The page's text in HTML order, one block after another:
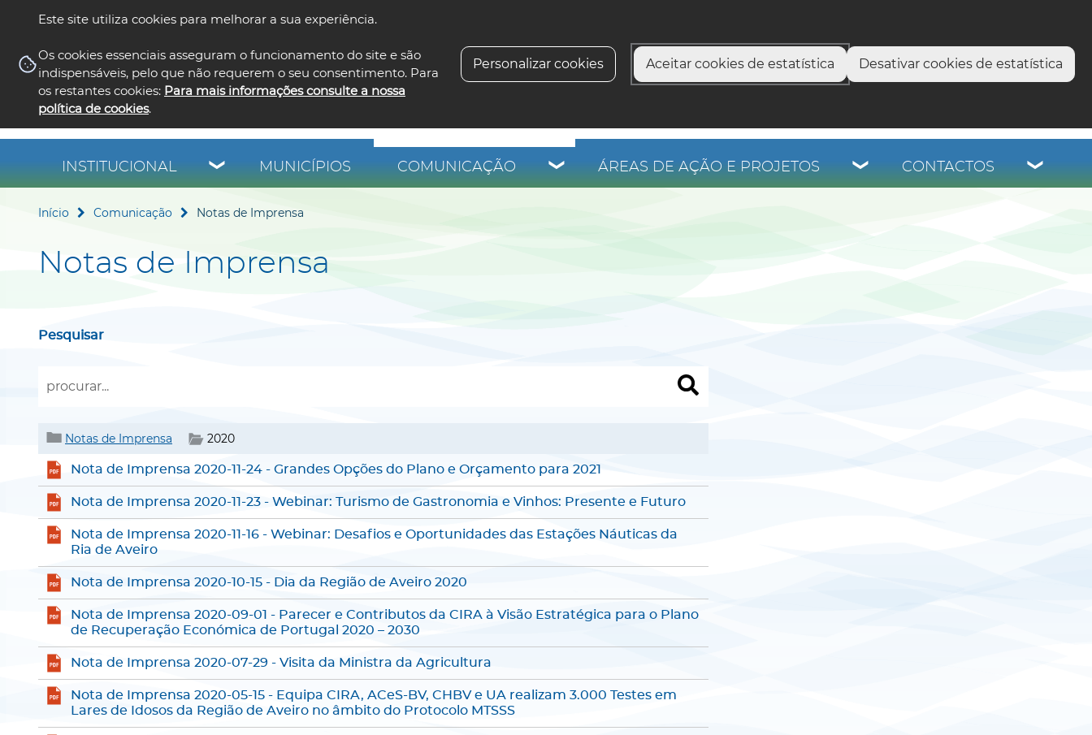
Este site utiliza cookies para melhorar a sua experiência.
Os cookies essenciais asseguram o funcionamento do site e são
indispensáveis, pelo que não requerem o seu consentimento. Para
os restantes cookies: Para mais informações consulte a nossa
política de cookies.
Personalizar cookies Aceitar cookies de estatística Desativar cookies de estatística
INSTITUCIONAL MUNICÍPIOS COMUNICAÇÃO ÁREAS DE AÇÃO E PROJETOS CONTACTOS
Início Comunicação Notas de Imprensa
Notas de Imprensa
Pesquisar
Notas de Imprensa 2020
Nota de Imprensa 2020-11-24 - Grandes Opções do Plano e Orçamento para 2021
Nota de Imprensa 2020-11-23 - Webinar: Turismo de Gastronomia e Vinhos: Presente e Futuro
Nota de Imprensa 2020-11-16 - Webinar: Desafios e Oportunidades das Estações Náuticas da
Ria de Aveiro
Nota de Imprensa 2020-10-15 - Dia da Região de Aveiro 2020
Nota de Imprensa 2020-09-01 - Parecer e Contributos da CIRA à Visão Estratégica para o Plano
de Recuperação Económica de Portugal 2020 – 2030
Nota de Imprensa 2020-07-29 - Visita da Ministra da Agricultura
Nota de Imprensa 2020-05-15 - Equipa CIRA, ACeS-BV, CHBV e UA realizam 3.000 Testes em
Lares de Idosos da Região de Aveiro no âmbito do Protocolo MTSSS